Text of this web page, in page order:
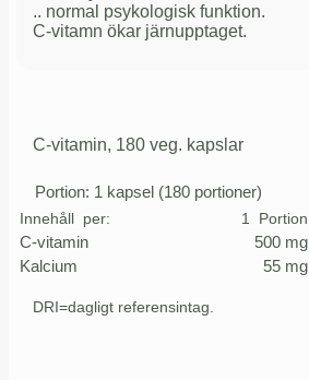
.. normal psykologisk funktion.
C-vitamn ökar järnupptaget.
C-vitamin, 180 veg. kapslar
Portion: 1 kapsel (180 portioner)
Innehåll per: 1 Portion
C-vitamin 500 mg
Kalcium
55 mg
DRI=dagligt referensintag.